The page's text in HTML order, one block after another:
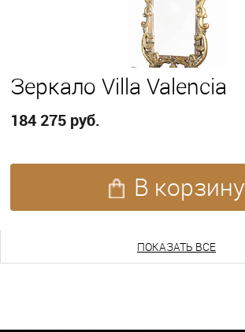
Зеркало Villa Valencia
184 275 руб.
В корзину
ПОКАЗАТЬ ЕЩЕ
ПОКАЗАТЬ ВСЕ